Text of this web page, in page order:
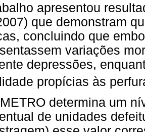
apresentou
que demonstram
concluindo que
variações
depressões,
propícias às
determina um
de unidades